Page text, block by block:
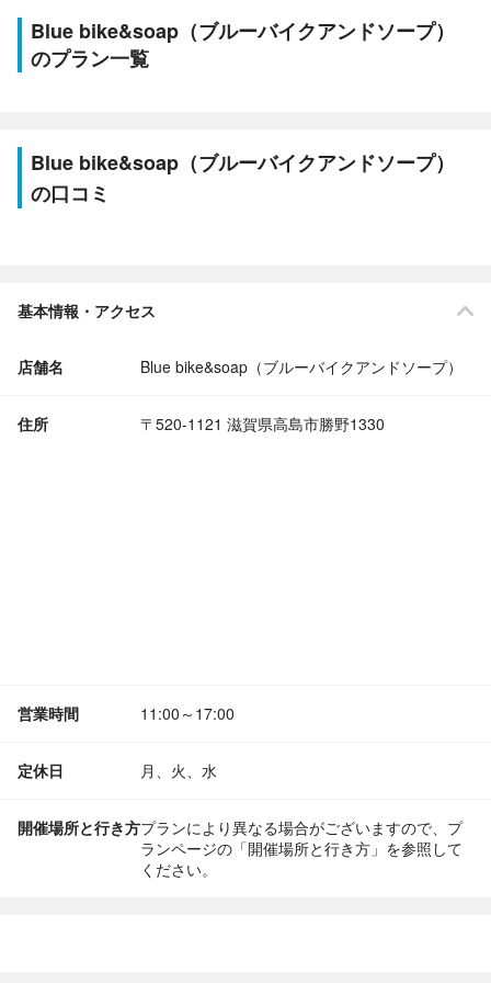
Blue bike&soap（ブルーバイクアンドソープ）
のプラン一覧
Blue bike&soap（ブルーバイクアンドソープ）
の口コミ
基本情報・アクセス
店舗名 Blue bike&soap（ブルーバイクアンドソープ）
住所 〒520-1121 滋賀県高島市勝野1330
営業時間 11:00～17:00
定休日 月、火、水
開催場所と行き方プランにより異なる場合がございますので、プ
ランページの「開催場所と行き方」を参照して
ください。